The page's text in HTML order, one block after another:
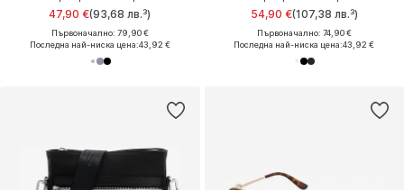
47,90 €(93,68 лв.³)
Първоначално: 79,90 €
Последна най-ниска цена:43,92 €
54,90 €(107,38 лв.³)
Първоначално: 74,90 €
Последна най-ниска цена:43,92 €